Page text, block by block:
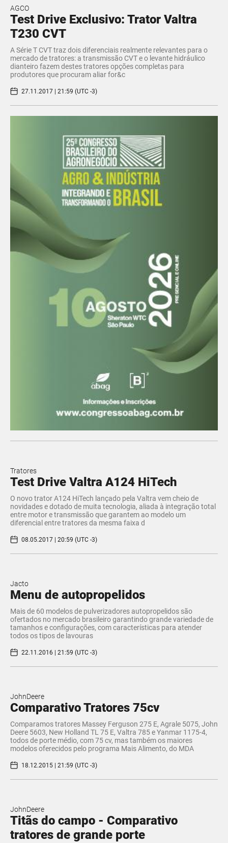
AGCO
Test Drive Exclusivo: Trator Valtra
T230 CVT
A Série T CVT traz dois diferenciais realmente relevantes para o
mercado de tratores: a transmissão CVT e o levante hidráulico
dianteiro fazem destes tratores opções completas para
produtores que procuram aliar for&c
27.11.2017 | 21:59 (UTC -3)
Tratores
Test Drive Valtra A124 HiTech
O novo trator A124 HiTech lançado pela Valtra vem cheio de
novidades e dotado de muita tecnologia, aliada à integração total
entre motor e transmissão que garantem ao modelo um
diferencial entre tratores da mesma faixa d
08.05.2017 | 20:59 (UTC -3)
Jacto
​Menu de autopropelidos
Mais de 60 modelos de pulverizadores autopropelidos são
ofertados no mercado brasileiro garantindo grande variedade de
tamanhos e configurações, com características para atender
todos os tipos de lavouras
22.11.2016 | 21:59 (UTC -3)
JohnDeere
Comparativo Tratores 75cv
Comparamos tratores Massey Ferguson 275 E, Agrale 5075, John
Deere 5603, New Holland TL 75 E, Valtra 785 e Yanmar 1175-4,
todos de porte médio, com 75 cv, mas também os maiores
modelos oferecidos pelo programa Mais Alimento, do MDA
18.12.2015 | 21:59 (UTC -3)
JohnDeere
​Titãs do campo - Comparativo
tratores de grande porte